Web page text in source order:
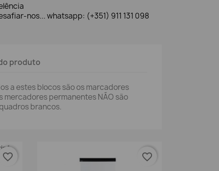
nos... whatsapp: (+351) 911 131 098
produto
a estes blocos são os marcadores
mercadores permanentes NÃO são
brancos.
favorite_border favorite_border